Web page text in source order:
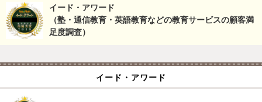
イード・アワード
（塾・通信教育・英語教育などの教育サービスの顧客満
足度調査）
イード・アワード